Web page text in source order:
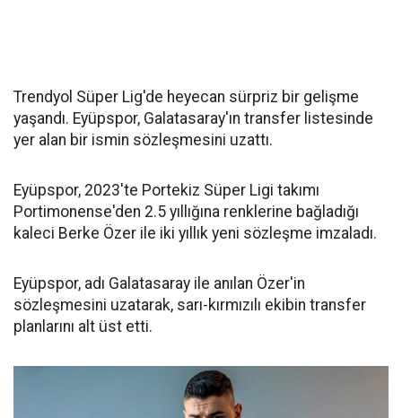
Trendyol Süper Lig'de heyecan sürpriz bir gelişme
yaşandı. Eyüpspor, Galatasaray'ın transfer listesinde
yer alan bir ismin sözleşmesini uzattı.
Eyüpspor, 2023'te Portekiz Süper Ligi takımı
Portimonense'den 2.5 yıllığına renklerine bağladığı
kaleci Berke Özer ile iki yıllık yeni sözleşme imzaladı.
Eyüpspor, adı Galatasaray ile anılan Özer'in
sözleşmesini uzatarak, sarı-kırmızılı ekibin transfer
planlarını alt üst etti.